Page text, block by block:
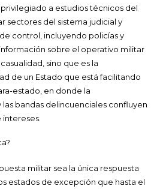
a estudios técnicos del
sectores del sistema judicial y
control, incluyendo policías y
sobre el operativo militar
sino que es la
de un Estado que está facilitando
estado, en donde la
bandas delincuenciales confluyen
intereses.
militar sea la única respuesta
estados de excepción que hasta el